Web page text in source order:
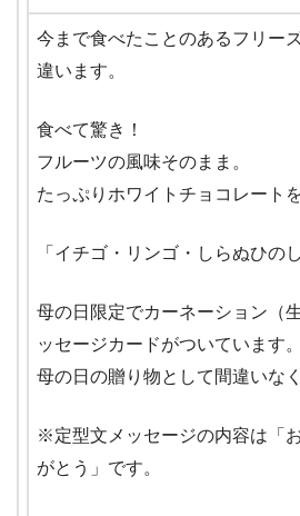
今まで食べたことのあるフリー
違います。
食べて驚き！
フルーツの風味そのまま。
たっぷりホワイトチョコレート
「イチゴ・リンゴ・しらぬひの
母の日限定でカーネーション（
ッセージカードがついています。
母の日の贈り物として間違いな
※定型文メッセージの内容は「
がとう」です。